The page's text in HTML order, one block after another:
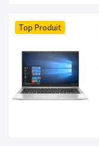
Top Produit